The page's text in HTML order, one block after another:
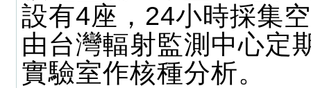
設有4座，24小時採集
由台灣輻射監測中心定
實驗室作核種分析。